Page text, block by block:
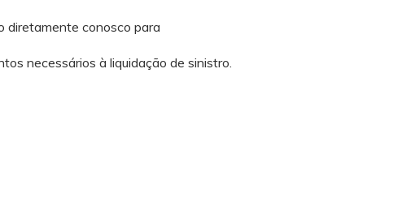
diretamente conosco para
necessários à liquidação de sinistro.